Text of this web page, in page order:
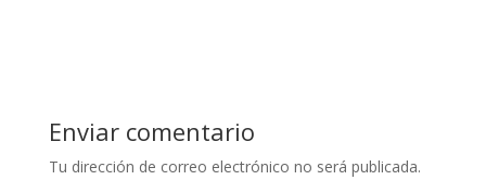
Enviar comentario
Tu dirección de correo electrónico no será publicada.